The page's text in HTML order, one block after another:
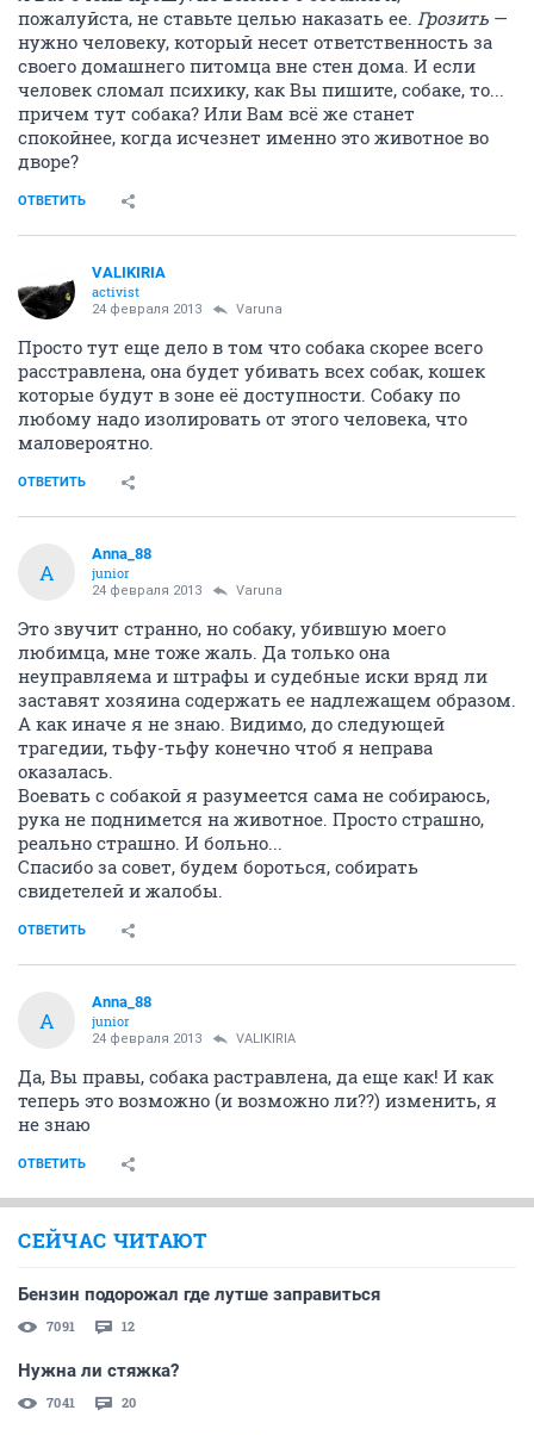
пожалуйста, не ставьте целью наказать ее. Грозить —
нужно человеку, который несет ответственность за
своего домашнего питомца вне стен дома. И если
человек сломал психику, как Вы пишите, собаке, то...
причем тут собака? Или Вам всё же станет
спокойнее, когда исчезнет именно это животное во
дворе?
ОТВЕТИТЬ
VALIKIRIA
activist
24 февраля 2013 Varuna
Просто тут еще дело в том что собака скорее всего
расстравлена, она будет убивать всех собак, кошек
которые будут в зоне её доступности. Собаку по
любому надо изолировать от этого человека, что
маловероятно.
ОТВЕТИТЬ
A
Anna_88
junior
24 февраля 2013 Varuna
Это звучит странно, но собаку, убившую моего
любимца, мне тоже жаль. Да только она
неуправляема и штрафы и судебные иски вряд ли
заставят хозяина содержать ее надлежащем образом.
А как иначе я не знаю. Видимо, до следующей
трагедии, тьфу-тьфу конечно чтоб я неправа
оказалась.
Воевать с собакой я разумеется сама не собираюсь,
рука не поднимется на животное. Просто страшно,
реально страшно. И больно...
Спасибо за совет, будем бороться, собирать
свидетелей и жалобы.
ОТВЕТИТЬ
A
Anna_88
junior
24 февраля 2013 VALIKIRIA
Да, Вы правы, собака растравлена, да еще как! И как
теперь это возможно (и возможно ли??) изменить, я
не знаю
ОТВЕТИТЬ
СЕЙЧАС ЧИТАЮТ
Бензин подорожал где лутше заправиться
7091 12
Нужна ли стяжка?
7041 20